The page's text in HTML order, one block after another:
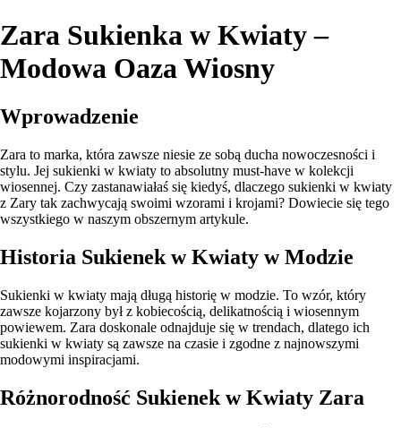
Zara Sukienka w Kwiaty –
Modowa Oaza Wiosny
Wprowadzenie
Zara to marka, która zawsze niesie ze sobą ducha nowoczesności i
stylu. Jej sukienki w kwiaty to absolutny must-have w kolekcji
wiosennej. Czy zastanawiałaś się kiedyś, dlaczego sukienki w kwiaty
z Zary tak zachwycają swoimi wzorami i krojami? Dowiecie się tego
wszystkiego w naszym obszernym artykule.
Historia Sukienek w Kwiaty w Modzie
Sukienki w kwiaty mają długą historię w modzie. To wzór, który
zawsze kojarzony był z kobiecością, delikatnością i wiosennym
powiewem. Zara doskonale odnajduje się w trendach, dlatego ich
sukienki w kwiaty są zawsze na czasie i zgodne z najnowszymi
modowymi inspiracjami.
Różnorodność Sukienek w Kwiaty Zara